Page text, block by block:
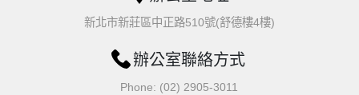
新北市新莊區中正路510號(舒德樓4樓)
辦公室聯絡方式
Phone: (02) 2905-3011